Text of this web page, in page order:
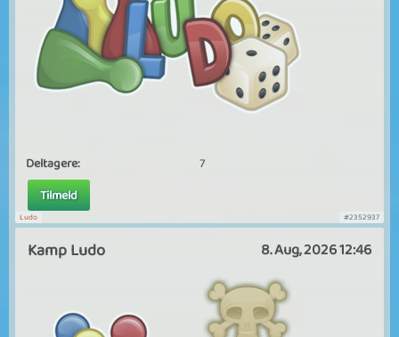
Deltagere:
7
Tilmeld
Ludo #2352937
Kamp Ludo 8. Aug, 2026 12:46